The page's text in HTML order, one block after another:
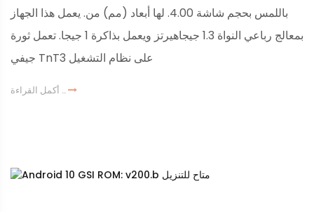
باللمس بحجم شاشة 4.00. لها أبعاد (مم) من. يعمل هذا الجهاز
بمعالج رباعي النواة 1.3 جيجاهيرتز ويعمل بذاكرة 1 جيجا. تعمل ثورة
جيفي TnT3 على نظام التشغيل
أكمل القراءة ..